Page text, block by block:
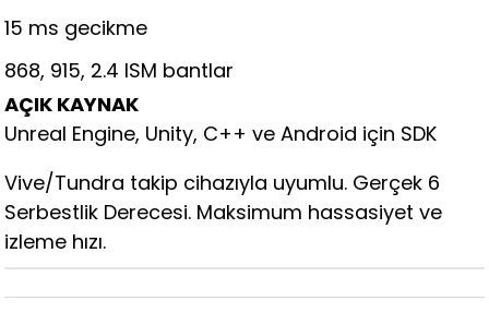
15 ms gecikme
868, 915, 2.4 ISM bantlar
AÇIK KAYNAK
Unreal Engine, Unity, C++ ve Android için SDK
Vive/Tundra takip cihazıyla uyumlu. Gerçek 6
Serbestlik Derecesi. Maksimum hassasiyet ve
izleme hızı.